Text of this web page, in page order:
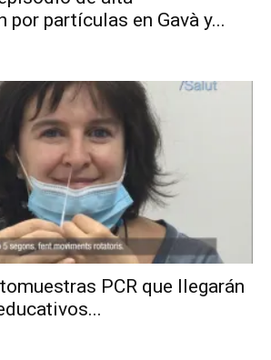
por partículas en Gavà y...
PCR que llegarán